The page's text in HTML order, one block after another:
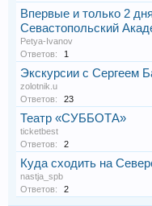
Впервые и только 2
Севастопольский
Petya-Ivanov
Ответов:
1
Экскурсии с Сергеем
zolotnik.u
Ответов:
23
Театр «СУББОТА»
ticketbest
Ответов:
2
Куда сходить на
nastja_spb
Ответов:
2